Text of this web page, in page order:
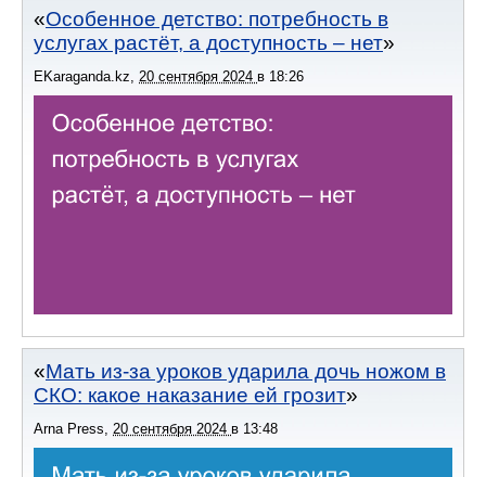
Особенное детство: потребность в
услугах растёт, а доступность – нет
EKaraganda.kz, 20 сентября 2024 в 18:26
Мать из-за уроков ударила дочь ножом в
СКО: какое наказание ей грозит
Arna Press 20 сентября 2024 в 13:48